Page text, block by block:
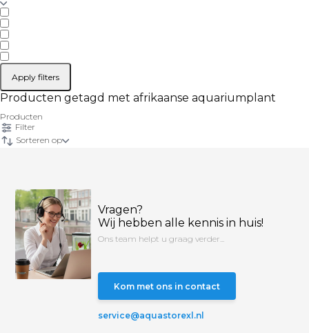
Apply filters
Producten getagd met afrikaanse aquariumplant
Producten
Filter
Sorteren op
Vragen?
Wij hebben alle kennis in huis!
Ons team helpt u graag verder...
Kom met ons in contact
service@aquastorexl.nl